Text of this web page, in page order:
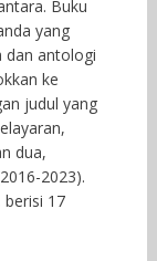
Buku
yang
dan antologi
ke
judul yang
dua,
2023).
berisi 17